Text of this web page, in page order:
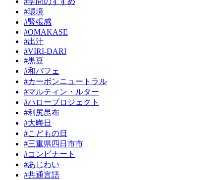
#環境
#緊張感
#OMAKASE
#出汁
#VIRI-DARI
#黒豆
#和パフェ
#カーボンニュートラル
#マルティン・ルター
#ハロープロジェクト
#利尻昆布
#大晦日
#こどもの日
#三重県四日市市
#コンビナート
#あじわい
#共通言語